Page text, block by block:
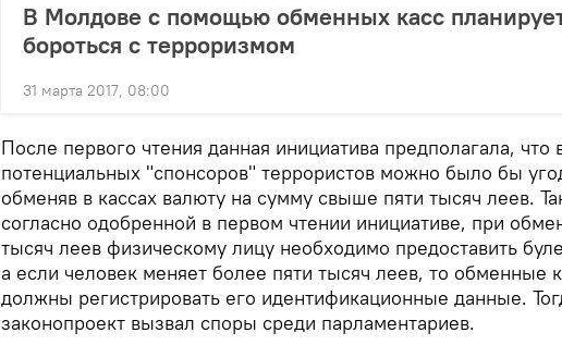
В Молдове с помощью обменных касс
бороться с терроризмом
31 марта 2017, 08:00
После первого чтения данная инициатива предполагала, что
потенциальных "спонсоров" террористов можно было бы
обменяв в кассах валюту на сумму свыше пяти тысяч леев.
согласно одобренной в первом чтении инициативе, при
тысяч леев физическому лицу необходимо предоставить
а если человек меняет более пяти тысяч леев, то обменные
должны регистрировать его идентификационные данные.
законопроект вызвал споры среди парламентариев.